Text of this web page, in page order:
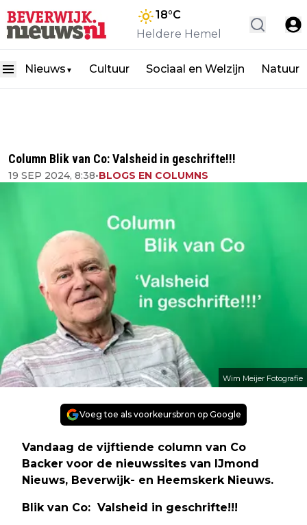
18°C
Heldere Hemel
Nieuws ▼ Cultuur Sociaal en Welzijn Natuur
Column Blik van Co: Valsheid in geschrifte!!!
19 SEP 2024, 8:38•BLOGS EN COLUMNS
Wim Meijer Fotografie
Voeg toe als voorkeursbron op Google
Vandaag de vijftiende column van Co
Backer voor de nieuwssites van IJmond
Nieuws, Beverwijk- en Heemskerk Nieuws.
Blik van Co: Valsheid in geschrifte!!!